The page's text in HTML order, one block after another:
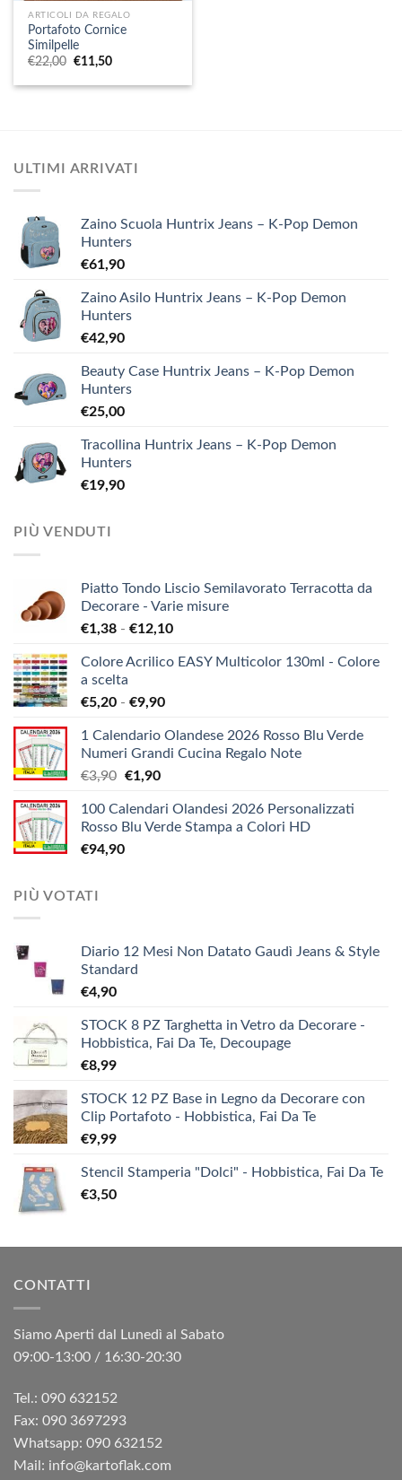
ARTICOLI DA REGALO
Portafoto Cornice
Similpelle
€22,00 Il
originale
€11,50Il
attuale
ULTIMI ARRIVATI
Zaino Scuola Huntrix Jeans – K-Pop Demon
Hunters
€61,90
Zaino Asilo Huntrix Jeans – K-Pop Demon
Hunters
€42,90
Beauty Case Huntrix Jeans – K-Pop Demon
Hunters
€25,00
Tracollina Huntrix Jeans – K-Pop Demon
Hunters
€19,90
PIÙ VENDUTI
Piatto Tondo Liscio Semilavorato Terracotta da
Decorare - Varie misure
€1,38 - €12,10Fascia
prezzo:
€12,10
Colore Acrilico EASY Multicolor 130ml - Colore
a scelta
€5,20 - €9,90Fascia
prezzo:
da
€9,90
1 Calendario Olandese 2026 Rosso Blu Verde
Numeri Grandi Cucina Regalo Note
€3,90 Il
originale
era:
€3,90.
€1,90Il
attuale
è:
100 Calendari Olandesi 2026 Personalizzati
Rosso Blu Verde Stampa a Colori HD
€94,90
PIÙ VOTATI
Diario 12 Mesi Non Datato Gaudì Jeans & Style
Standard
€4,90
STOCK 8 PZ Targhetta in Vetro da Decorare -
Hobbistica, Fai Da Te, Decoupage
€8,99
STOCK 12 PZ Base in Legno da Decorare con
Clip Portafoto - Hobbistica, Fai Da Te
€9,99
Stencil Stamperia "Dolci" - Hobbistica, Fai Da Te
€3,50
CONTATTI
Siamo Aperti dal Lunedì al Sabato
09:00-13:00 / 16:30-20:30
Tel.: 090 632152
Fax: 090 3697293‬
Whatsapp: 090 632152
Mail: info@kartoflak.com